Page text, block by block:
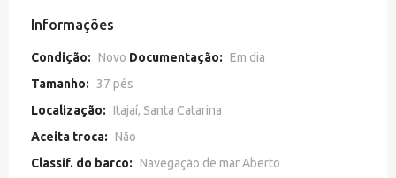
Informações
Condição: Novo Documentação: Em dia
Tamanho:
37 pés
Localização: Itajaí, Santa Catarina
Aceita troca: Não
Classif. do barco: Navegação de mar Aberto